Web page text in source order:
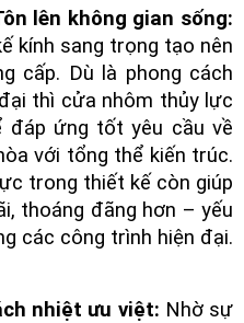
lên không gian sống:
kính sang trọng tạo nên
cấp. Dù là phong cách
thì cửa nhôm thủy lực
đáp ứng tốt yêu cầu về
với tổng thể kiến trúc.
trong thiết kế còn giúp
thoáng đãng hơn – yếu
các công trình hiện đại.
nhiệt ưu việt: Nhờ sự